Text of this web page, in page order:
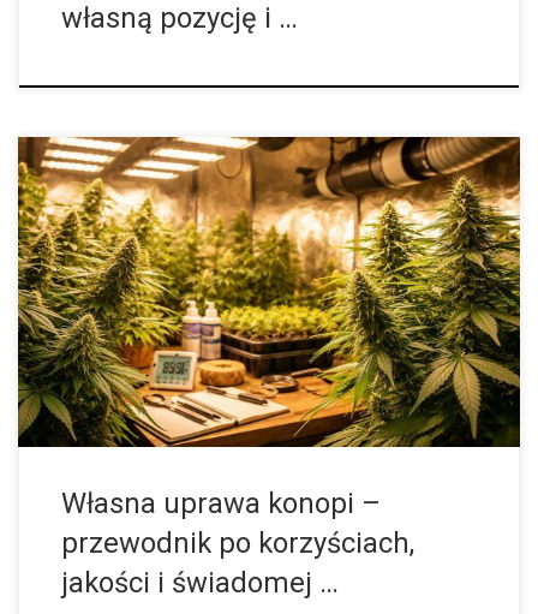
własną pozycję i …
Uprawa konopi w ostatnich latach przeszła wyraźną zmianę w
sposobie postrzegania. To, co kiedyś było tematem niszowym i
dostępnym głównie dla wąskiej grupy pasjonatów, dziś staje się
coraz bardziej popularne […]
Własna uprawa konopi –
przewodnik po korzyściach,
jakości i świadomej …